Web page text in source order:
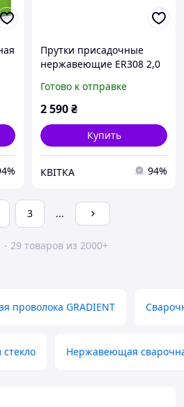
Прутки присадочные
нержавеющие ER308 2,0
Готово к отправке
2 590₴
Купить
КВІТКА 94%
3 ...
- 29 товаров из 2000+
проволока GRADIENT
Нержавеющая